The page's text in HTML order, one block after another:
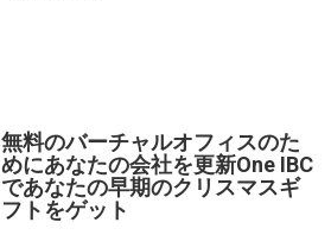
無料のバーチャルオフィスのた
めにあなたの会社を更新One IBC
であなたの早期のクリスマスギ
フトをゲット